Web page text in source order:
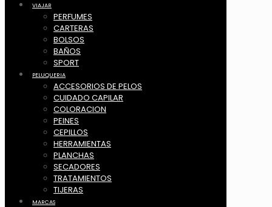
VIAJAR
PERFUMES
CARTERAS
BOLSOS
BAÑOS
SPORT
PELUQUERIA
ACCESORIOS DE PELOS
CUIDADO CAPILAR
COLORACION
PEINES
CEPILLOS
HERRAMIENTAS
PLANCHAS
SECADORES
TRATAMIENTOS
TIJERAS
MARCAS